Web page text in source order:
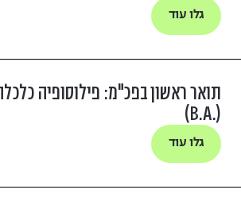
גלו עוד
תואר ראשון בפכ"מ: פילוסופיה
(.B.A)
גלו עוד